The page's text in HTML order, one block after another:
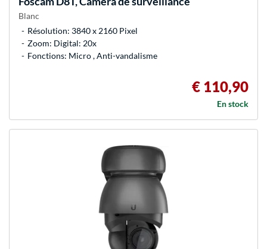
Blanc
Résolution: 3840 x 2160 Pixel
Zoom: Digital: 20x
Fonctions: Micro , Anti-vandalisme
€ 110,90
En stock